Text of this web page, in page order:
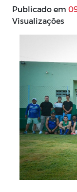
Publicado em
Visualizações